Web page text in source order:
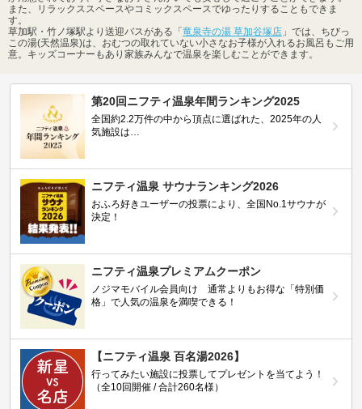
また、リラックススペースやコミックスペースでゆったりすることもできま
す。
草加駅・竹ノ塚駅より送迎バスがある「竜泉寺の湯 草加谷塚店 」では、ちびっ
この湯(天然温泉)は、おむつの取れていない小さなお子様が入れるお風呂もご用
意。キッズコーナーもあり家族みんなで温泉を楽しむことができます。
第20回ニフティ温泉年間ランキング2025
全国約2.2万件の中から頂点に選ばれた、2025年の人
気施設は…
ニフティ温泉 サウナランキング2026
おふろ好きユーザーの投票により、全国No.1サウナが
決定！
ニフティ温泉プレミアムクーポン
ノジマモバイル会員向け 通常よりもお得な「特別価
格」で人気の温泉を満喫できる！
【ニフティ温泉 百名湯2026】
行ってみたい施設に投票してプレゼントを当てよう！
（全10回開催 / 合計260名様）